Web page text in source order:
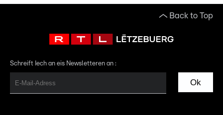
Back to Top
Schreift Iech an eis Newsletteren an :
Ok